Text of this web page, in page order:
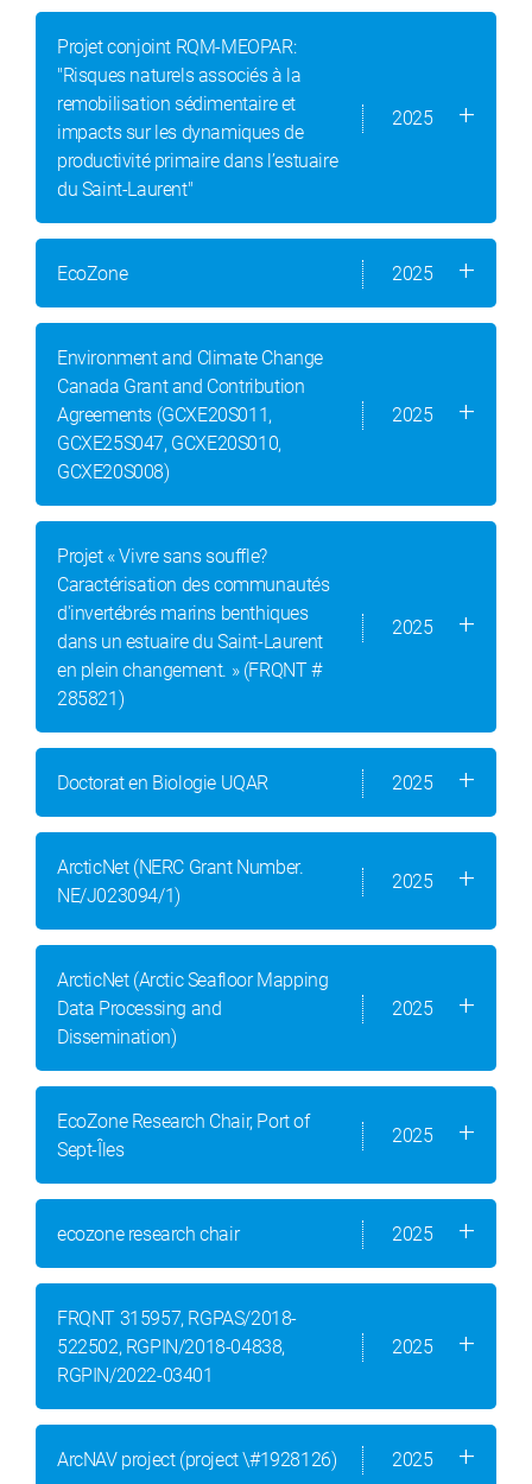
Projet conjoint RQM-MEOPAR:
"Risques naturels associés à la
remobilisation sédimentaire et
impacts sur les dynamiques de
productivité primaire dans l’estuaire
du Saint-Laurent"
2025
EcoZone 2025
Environment and Climate Change
Canada Grant and Contribution
Agreements (GCXE20S011,
GCXE25S047, GCXE20S010,
GCXE20S008)
2025
Projet « Vivre sans souffle?
Caractérisation des communautés
d'invertébrés marins benthiques
dans un estuaire du Saint-Laurent
en plein changement. » (FRQNT #
285821)
2025
Doctorat en Biologie UQAR 2025
ArcticNet (NERC Grant Number.
NE/J023094/1)
2025
ArcticNet (Arctic Seafloor Mapping
Data Processing and
Dissemination)
2025
EcoZone Research Chair, Port of
Sept-Îles
2025
ecozone research chair 2025
FRQNT 315957, RGPAS/2018-
522502, RGPIN/2018-04838,
RGPIN/2022-03401
2025
ArcNAV project (project \#1928126) 2025